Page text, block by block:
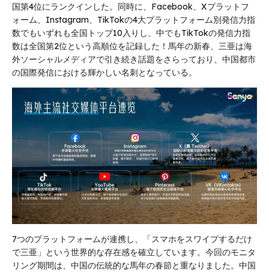
国第4位にランクインした。同時に、Facebook、Xプラットフ
ォーム、Instagram、TikTokの4大プラットフォーム別発信力指
数でもいずれも全国トップ10入りし、中でもTikTokの発信力指
数は全国第2位という高順位を記録した！馬年の新春、三亜は海
外ソーシャルメディアで引き続き話題をさらっており、中国都市
の国際発信における輝かしい名刺となっている。
7つのプラットフォームが連携し、「スマホをスワイプするだけ
で三亜」という世界的な存在感を確立しています。今回のモニタ
リング期間は、中国の伝統的な馬年の春節と重なりました。中国